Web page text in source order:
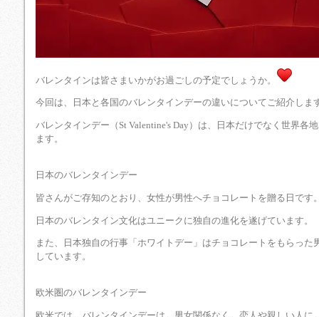
バレンタインは皆さまいかがお過ごしの予定でしょうか。
今回は、日本と各国のバレンタインデーの違いについてご紹介しま
バレンタインデー（St Valentine's Day）は、日本だけでなく世界各
ます。
日本のバレンタインデー
皆さんがご存知のとおり、女性が男性へチョコレートを贈る日です
日本のバレンタイン文化はユニークに独自の進化を遂げています。
また、日本独自の行事「ホワイトデー」はチョコレートをもらっ
しています。
欧米圏のバレンタインデー